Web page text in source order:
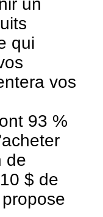
un
qui
vos
93 %
de
$ de